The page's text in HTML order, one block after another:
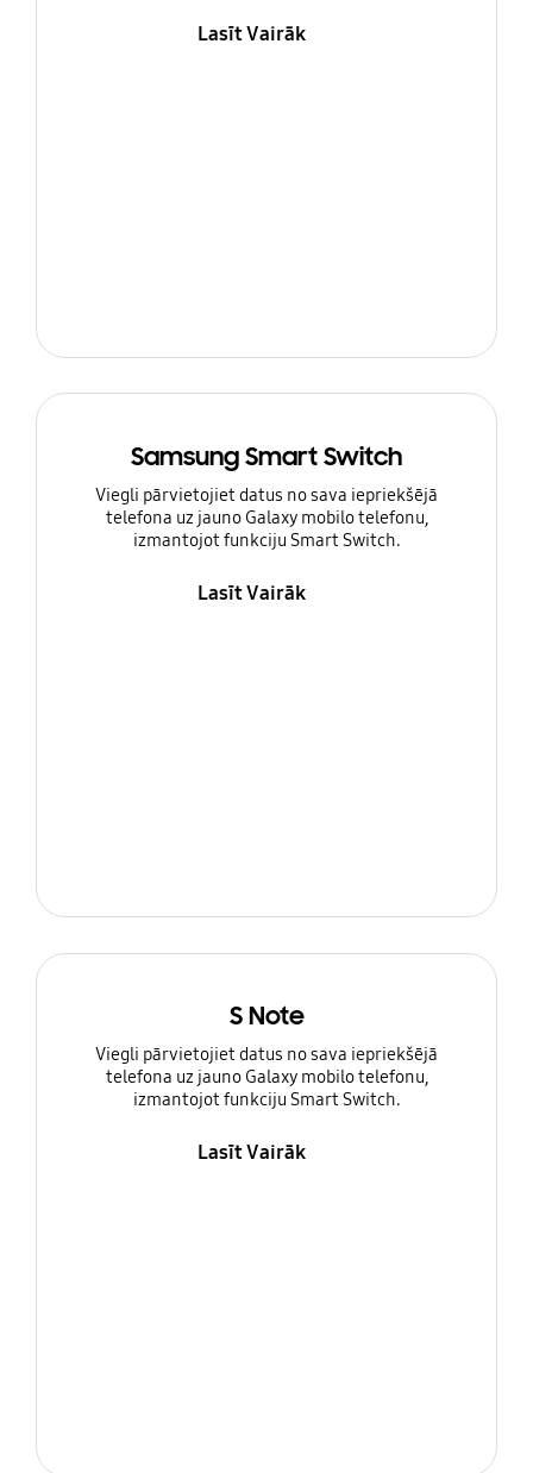
Lasīt Vairāk
Samsung Smart Switch
Viegli pārvietojiet datus no sava iepriekšējā
telefona uz jauno Galaxy mobilo telefonu,
izmantojot funkciju Smart Switch.
Lasīt Vairāk
S Note
Viegli pārvietojiet datus no sava iepriekšējā
telefona uz jauno Galaxy mobilo telefonu,
izmantojot funkciju Smart Switch.
Lasīt Vairāk